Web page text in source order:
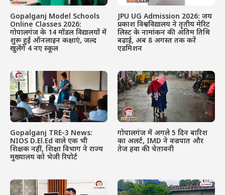
Gopalganj Model Schools
Online Classes 2026:
गोपालगंज के 14 मॉडल विद्यालयों में
शुरू हुई ऑनलाइन कक्षाएं, जल्द
खुलेंगे 4 नए स्कूल
JPU UG Admission 2026: जय
प्रकाश विश्वविद्यालय ने तृतीय मेरिट
लिस्ट के नामांकन की अंतिम तिथि
बढ़ाई, अब 8 अगस्त तक करें
एडमिशन
Gopalganj TRE-3 News:
NIOS D.El.Ed वाले एक भी
शिक्षक नहीं, शिक्षा विभाग ने राज्य
मुख्यालय को भेजी रिपोर्ट
गोपालगंज में अगले 5 दिन बारिश
का अलर्ट, IMD ने वज्रपात और
तेज हवा की चेतावनी